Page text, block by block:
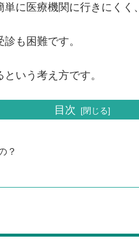
に医療機関に行きにくく、
も困難です。
いう考え方です。
目次
？